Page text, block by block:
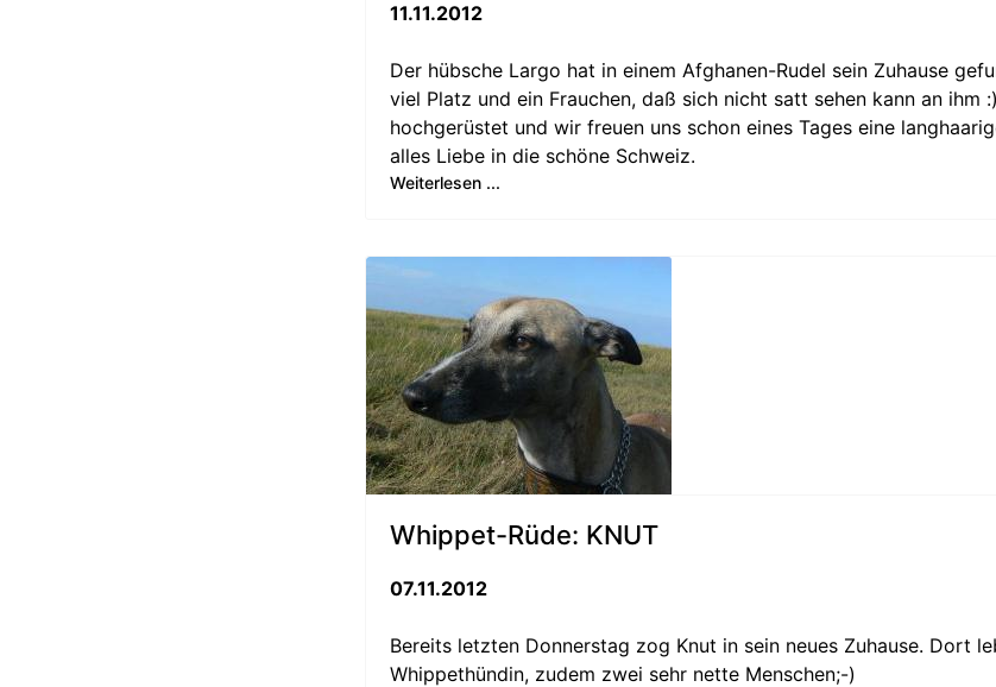
11.11.2012
Der hübsche Largo hat in einem Afghanen-Rudel sein Zuhause
viel Platz und ein Frauchen, daß sich nicht satt sehen kann an
hochgerüstet und wir freuen uns schon eines Tages eine
alles Liebe in die schöne Schweiz.
Weiterlesen ...
Whippet-Rüde: KNUT
07.11.2012
Bereits letzten Donnerstag zog Knut in sein neues Zuhause. Dort
Whippethündin, zudem zwei sehr nette Menschen;-)